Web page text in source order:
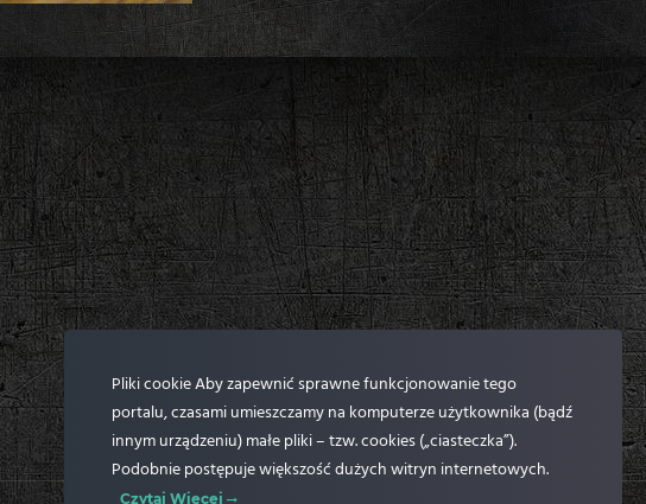
Pliki cookie Aby zapewnić sprawne funkcjonowanie tego
portalu, czasami umieszczamy na komputerze użytkownika (bądź
innym urządzeniu) małe pliki – tzw. cookies („ciasteczka”).
Podobnie postępuje większość dużych witryn internetowych.
Czytaj Więcej